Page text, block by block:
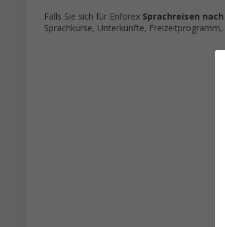
Falls Sie sich für Enforex Sprachreisen
Sprachkurse, Unterkünfte,